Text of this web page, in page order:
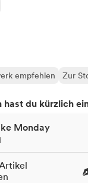
empfehlen Zur
hast du kürzlich
Monday